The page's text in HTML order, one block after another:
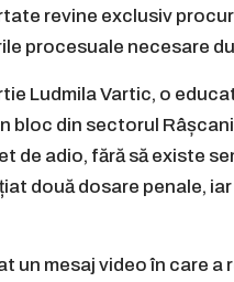
revine exclusiv
procesuale necesare
Ludmila Vartic, o
bloc din sectorul
de adio, fără să existe
două dosare penale,
un mesaj video în care